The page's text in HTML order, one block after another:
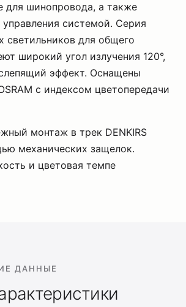
для шинопровода, а также
управления системой. Серия
светильников для общего
широкий угол излучения 120°,
эффект. Оснащены
с индексом цветопередачи
монтаж в трек DENKIRS
механических защелок.
и цветовая темпе
ДАННЫЕ